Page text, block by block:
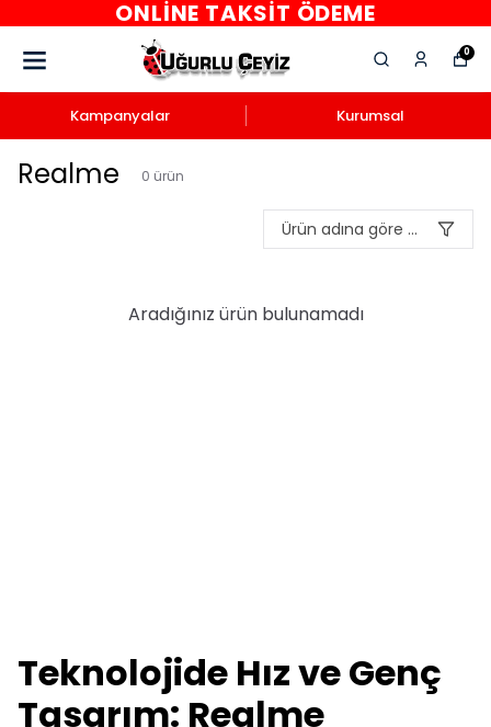
ONLINE TAKSIT ÖDEME
0
Kampanyalar Kurumsal
Realme 0 ürün
Ürün adına göre A-Z
Aradığınız ürün bulunamadı
Teknolojide Hız ve Genç
Tasarım: Realme